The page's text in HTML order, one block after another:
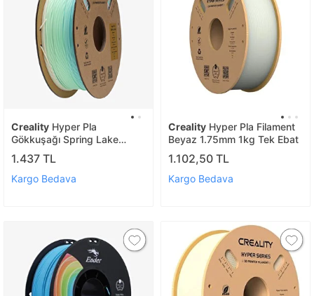
Creality Hyper Pla
Gökkuşağı Spring Lake
Filament 1.75mm 1kg
Standart
1.437 TL
Kargo Bedava
Creality Hyper Pla Filament
Beyaz 1.75mm 1kg Tek Ebat
1.102,50 TL
Kargo Bedava